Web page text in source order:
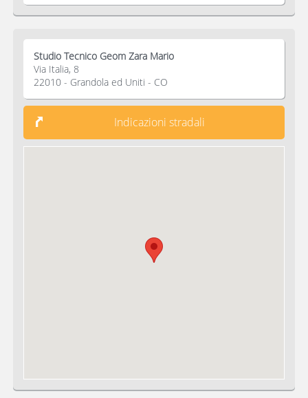
Studio Tecnico Geom Zara Mario
Via Italia, 8
22010 - Grandola ed Uniti - CO
Indicazioni stradali